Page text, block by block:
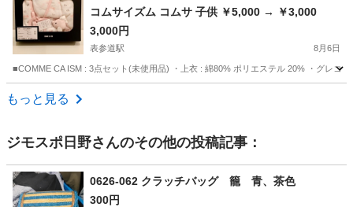
コムサイズム コムサ 子供 ￥5,000 → ￥3,000
3,000円
表参道駅 8月6日
■COMME CA ISM : 3点セット(未使用品) ・上衣 : 綿80% ポリエステル 20% ・グレコ
東京 渋谷区
もっと見る
ジモスポ日野さんのその他の投稿記事：
0626-062 クラッチバッグ 籠 青、茶色
300円